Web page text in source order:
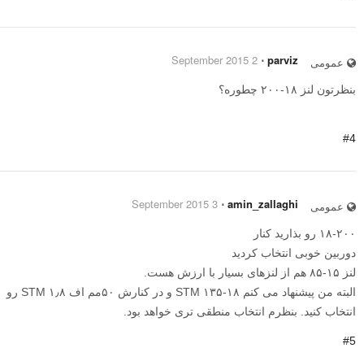
عمومی parviz
⋅
2 September 2015
بنظرتون لنز ۱۸-۲۰۰ چطوره؟
#4
عمومی amin_zallaghi
⋅
3 September 2015
۱۸-۲۰۰ رو بذارید کنار
دوربین خوبی انتخاب کردید
لنز ۱۵-۸۵ هم از لنزهای بسیار با ارزش هست.
البته من پیشنهاد می کنم ۱۸-۱۳۵ STM و در کنارش ۵۰مم اف ۱٫۸ STM رو
انتخاب کنید. بنظرم انتخاب منطقی تری خواهد بود.
#5